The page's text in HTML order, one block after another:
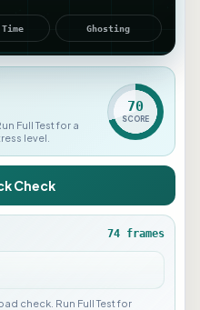
Ghosting
Full Test for a
level.
70
SCORE
Check
81 frames
check. Run Full Test for